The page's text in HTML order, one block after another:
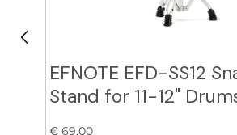
EFNOTE EFD-SS12
Stand for 11-12"
€ 69,00